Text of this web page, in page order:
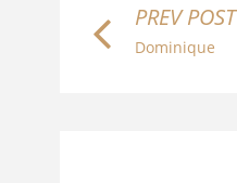
PREV POST
Dominique